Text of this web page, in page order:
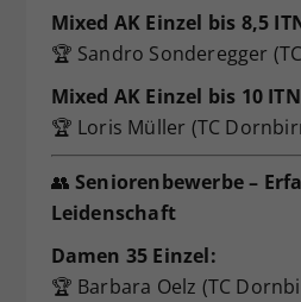
Mixed AK Einzel bis 8,5
🏆 Sandro Sonderegger
Mixed AK Einzel bis 10
🏆 Loris Müller (TC
👥 Seniorenbewerbe –
Leidenschaft
Damen 35 Einzel:
🏆 Barbara Oelz (TC